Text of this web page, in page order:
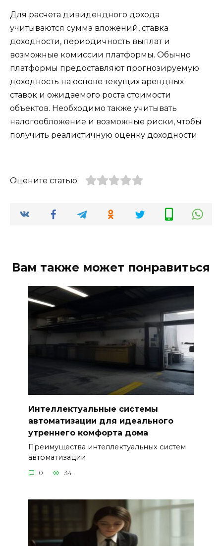
Для расчета дивидендного дохода
учитываются сумма вложений, ставка
доходности, периодичность выплат и
возможные комиссии платформы. Обычно
платформы предоставляют прогнозируемую
доходность на основе текущих арендных
ставок и ожидаемого роста стоимости
объектов. Необходимо также учитывать
налогообложение и возможные риски, чтобы
получить реалистичную оценку доходности.
Оцените статью
Вам также может понравиться
Интеллектуальные системы
автоматизации для идеального
утреннего комфорта дома
Преимущества интеллектуальных систем
автоматизации
0 34